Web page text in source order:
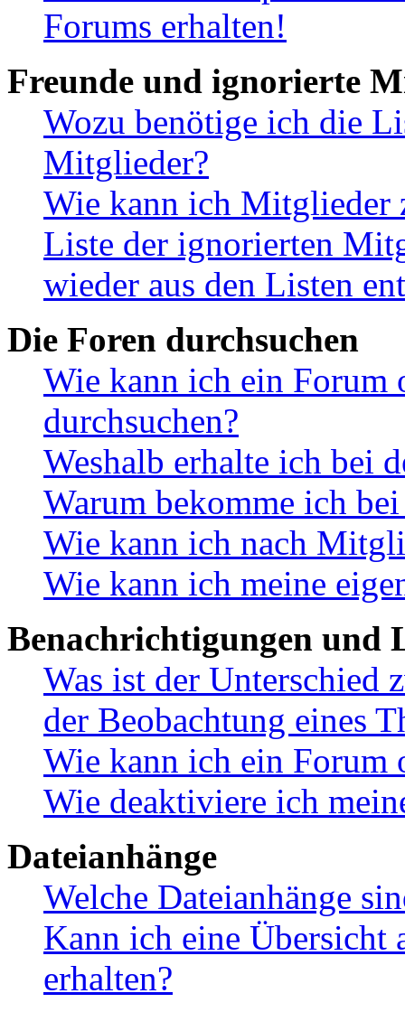
Forums erhalten!
Freunde und ignorierte
Wozu benötige ich die
Mitglieder?
Wie kann ich Mitglieder
Liste der ignorierten
wieder aus den Listen
Die Foren durchsuchen
Wie kann ich ein Forum
durchsuchen?
Weshalb erhalte ich bei
Warum bekomme ich
Wie kann ich nach
Wie kann ich meine
Benachrichtigungen und
Was ist der Unterschied
der Beobachtung eines
Wie kann ich ein Forum
Wie deaktiviere ich
Dateianhänge
Welche Dateianhänge
Kann ich eine Übersicht
erhalten?